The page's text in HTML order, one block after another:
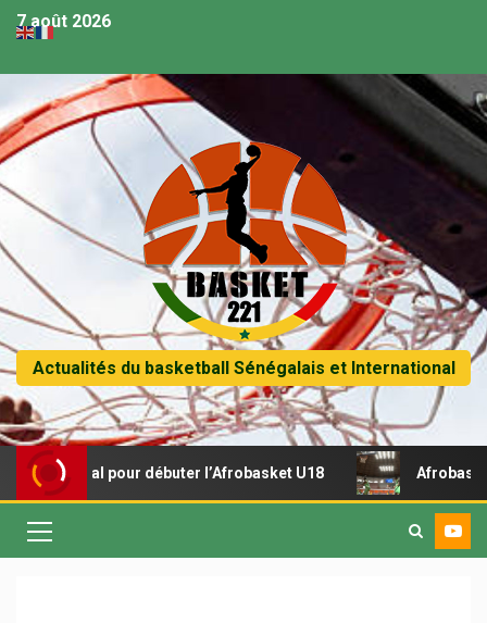
7 août 2026
Actualités du basketball Sénégalais et International
pour débuter l’Afrobasket U18 Afrobasket U18